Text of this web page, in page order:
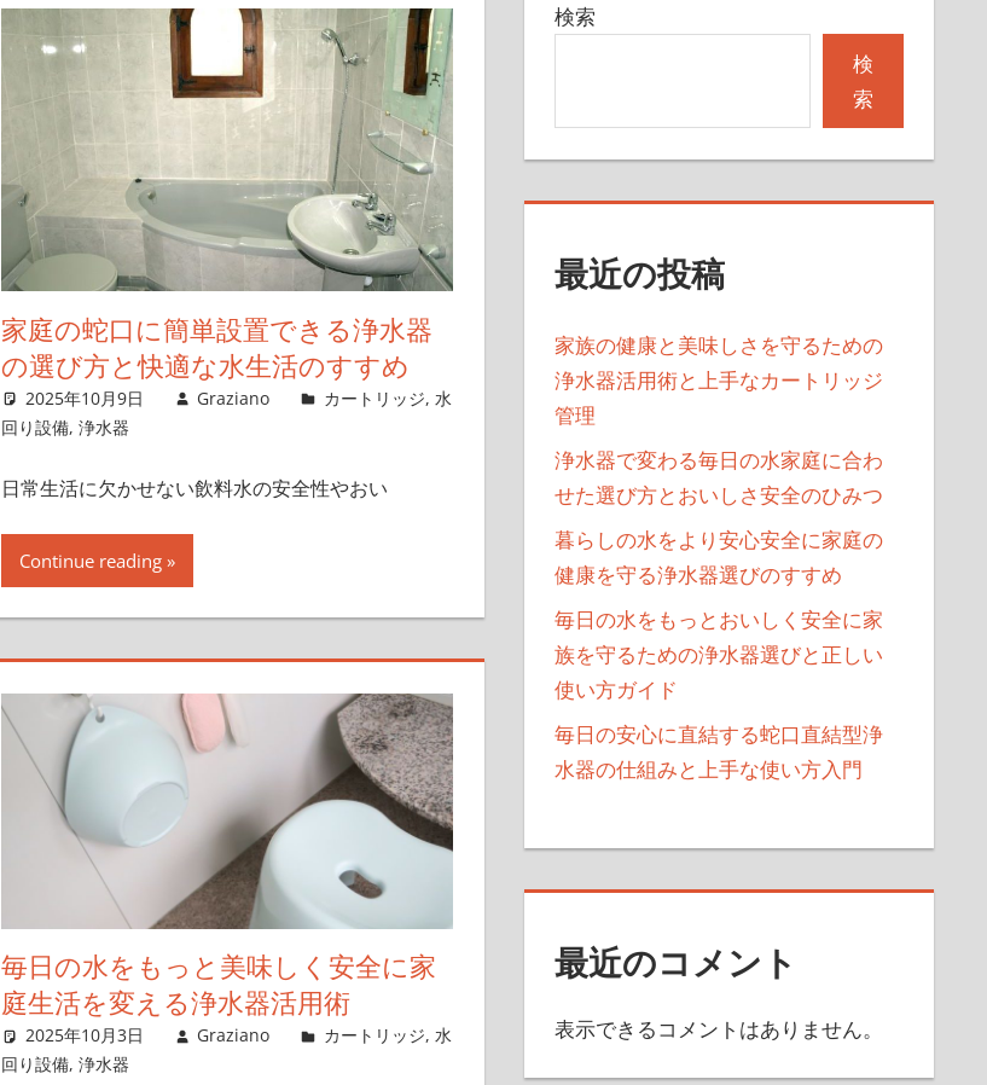
家庭の蛇口に簡単設置できる浄水器
の選び方と快適な水生活のすすめ
2025年10月9日 Graziano カートリッジ, 水
回り設備, 浄水器
日常生活に欠かせない飲料水の安全性やおい
Continue reading
毎日の水をもっと美味しく安全に家
庭生活を変える浄水器活用術
2025年10月3日 Graziano カートリッジ, 水
回り設備, 浄水器
検索
検
索
最近の投稿
家族の健康と美味しさを守るための
浄水器活用術と上手なカートリッジ
管理
浄水器で変わる毎日の水家庭に合わ
せた選び方とおいしさ安全のひみつ
暮らしの水をより安心安全に家庭の
健康を守る浄水器選びのすすめ
毎日の水をもっとおいしく安全に家
族を守るための浄水器選びと正しい
使い方ガイド
毎日の安心に直結する蛇口直結型浄
水器の仕組みと上手な使い方入門
最近のコメント
表示できるコメントはありません。